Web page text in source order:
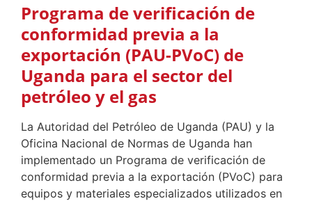
Programa de verificación de
conformidad previa a la
exportación (PAU-PVoC) de
Uganda para el sector del
petróleo y el gas
La Autoridad del Petróleo de Uganda (PAU) y la
Oficina Nacional de Normas de Uganda han
implementado un Programa de verificación de
conformidad previa a la exportación (PVoC) para
equipos y materiales especializados utilizados en